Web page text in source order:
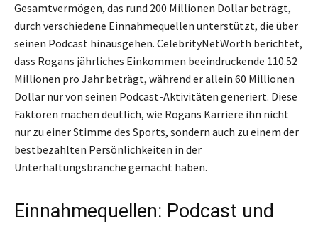
Gesamtvermögen, das rund 200 Millionen Dollar beträgt,
durch verschiedene Einnahmequellen unterstützt, die über
seinen Podcast hinausgehen. CelebrityNetWorth berichtet,
dass Rogans jährliches Einkommen beeindruckende 110.52
Millionen pro Jahr beträgt, während er allein 60 Millionen
Dollar nur von seinen Podcast-Aktivitäten generiert. Diese
Faktoren machen deutlich, wie Rogans Karriere ihn nicht
nur zu einer Stimme des Sports, sondern auch zu einem der
bestbezahlten Persönlichkeiten in der
Unterhaltungsbranche gemacht haben.
Einnahmequellen: Podcast und